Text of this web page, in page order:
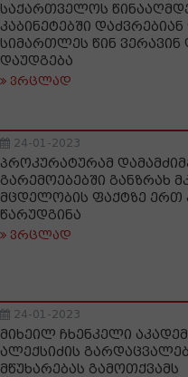
საქართველოს
კაბინეტებში
სიმართლეს წინ ვერავინ
დაუდგება
ვრცლად
24-01-2023
პროკურატურამ
გარემოებებში განზრახ
მცდელობის ფაქტზე ერთ
წარუდგინა
ვრცლად
24-01-2023
მიხეილ ჩხენკელი
ალექსიძის
მწუხარებას გამოთქვამს